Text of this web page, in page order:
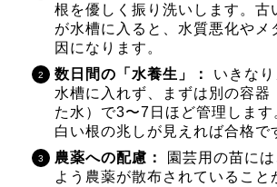
根を優しく振り洗いします。古
が水槽に入ると、水質悪化やメ
因になります。
数日間の「水養生」：
いきな
水槽に入れず、まずは別の容器
た水）で3〜7日ほど管理します
白い根の兆しが見えれば合格で
農薬への配慮：
園芸用の苗に
よう農薬が散布されていること